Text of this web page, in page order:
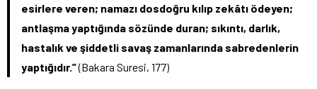
esirlere veren; namazı dosdoğru kılıp zekâtı ödeyen;
antlaşma yaptığında sözünde duran; sıkıntı, darlık,
hastalık ve şiddetli savaş zamanlarında sabredenlerin
yaptığıdır.”(Bakara Suresi, 177)